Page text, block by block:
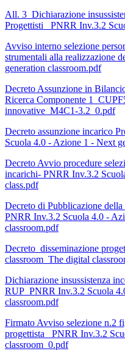
All. 3_Dichiarazione
Progettisti_ PNRR Inv.3.2
Avviso interno selezione
strumentali alla realizzazione
generation classroom.pdf
Decreto Assunzione in
Ricerca Componente
innovative_M4C1-3.2_0.pdf
Decreto assunzione incarico
Scuola 4.0 - Azione 1 - Next
Decreto Avvio procedure
incarichi- PNRR Inv.3.2
class.pdf
Decreto di Pubblicazione della
PNRR Inv.3.2 Scuola 4.0 -
classroom.pdf
Decreto_disseminazione
classroom_The digital
Dichiarazione insussistenza
RUP_PNRR Inv.3.2 Scuola
classroom.pdf
Firmato Avviso selezione n.2
progettista_ PNRR Inv.3.2
classroom_0.pdf